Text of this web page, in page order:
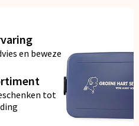
en bewezen kwaliteit
tot